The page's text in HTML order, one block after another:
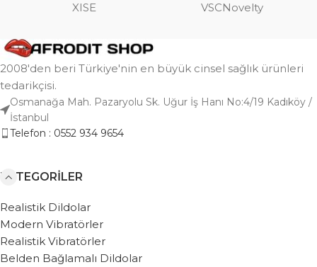
XISE VSCNovelty
2008'den beri Türkiye'nin en büyük cinsel sağlık ürünleri
tedarikçisi.
Osmanağa Mah. Pazaryolu Sk. Uğur İş Hanı No:4/19 Kadıköy /
İstanbul
Telefon : 0552 934 9654
KATEGORILER
Realistik Dildolar
Modern Vibratörler
Realistik Vibratörler
Belden Bağlamalı Dildolar